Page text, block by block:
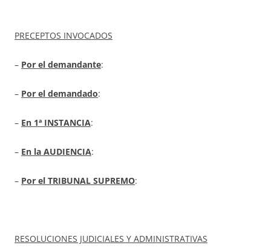
PRECEPTOS INVOCADOS
– Por el demandante:
– Por el demandado:
– En 1ª INSTANCIA:
– En la AUDIENCIA:
– Por el TRIBUNAL SUPREMO:
RESOLUCIONES JUDICIALES Y ADMINISTRATIVAS